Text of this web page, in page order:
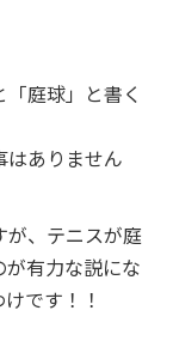
庭球」と書く
はありません
、テニスが庭
有力な説にな
です！！